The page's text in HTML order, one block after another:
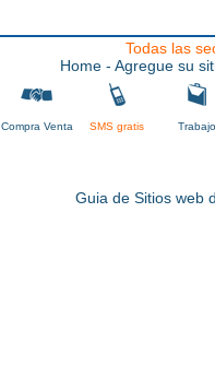
Todas las
Home - Agregue su
Compra Venta SMS gratis Trabajo
Guia de Sitios web